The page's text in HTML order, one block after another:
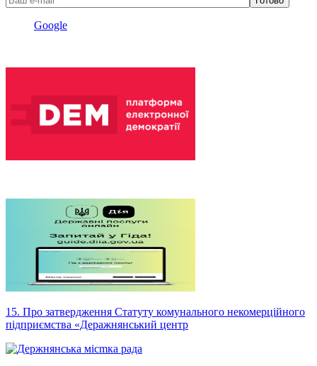
Google
15. Про затвердження Статуту комунального некомерційного
підприємства «Деражнянський центр